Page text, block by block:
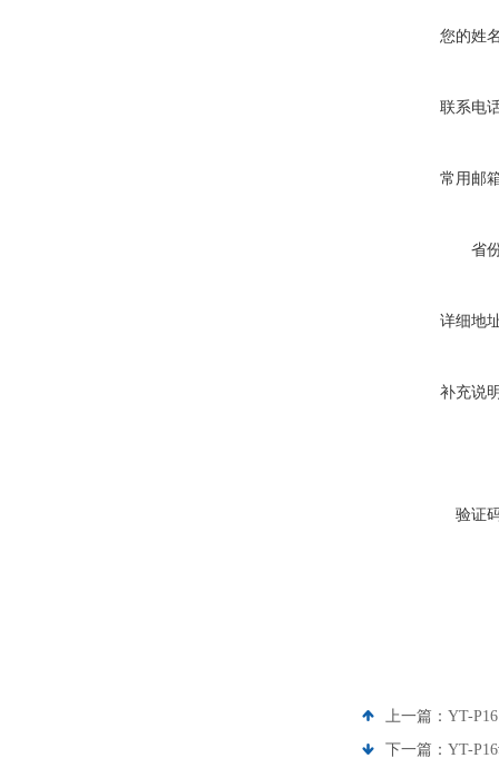
您的姓
联系电
常用邮
省
详细地
补充说
验证
上一篇： YT-
下一篇： YT-